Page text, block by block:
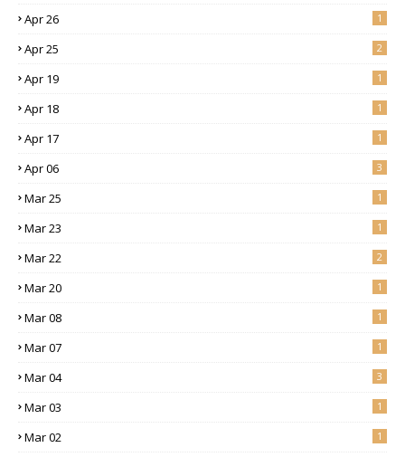
Apr 26 1
Apr 25 2
Apr 19 1
Apr 18 1
Apr 17 1
Apr 06 3
Mar 25 1
Mar 23 1
Mar 22 2
Mar 20 1
Mar 08 1
Mar 07 1
Mar 04 3
Mar 03 1
Mar 02 1